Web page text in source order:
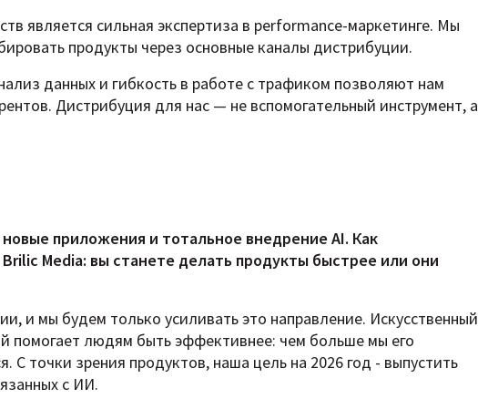
является сильная экспертиза в performance-маркетинге. Мы
продукты через основные каналы дистрибуции.
данных и гибкость в работе с трафиком позволяют нам
Дистрибуция для нас — не вспомогательный инструмент, а
приложения и тотальное внедрение AI. Как
Media: вы станете делать продукты быстрее или они
и мы будем только усиливать это направление. Искусственный
помогает людям быть эффективнее: чем больше мы его
С точки зрения продуктов, наша цель на 2026 год - выпустить
с ИИ.